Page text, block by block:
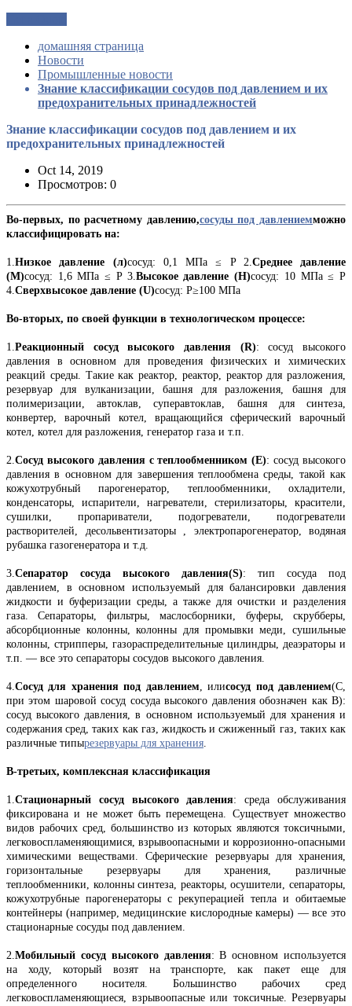
домашняя страница
Новости
Промышленные новости
Знание классификации сосудов под давлением и их
предохранительных принадлежностей
Знание классификации сосудов под давлением и их
предохранительных принадлежностей
Oct 14, 2019
Просмотров: 0
Во-первых, по расчетному давлению,сосуды под давлениемможно
классифицировать на:
1. Низкое давление (л)сосуд: 0,1 МПа ≤ P 2. Среднее давление
(М)сосуд: 1,6 МПа ≤ P 3. Высокое давление (H)сосуд: 10 МПа ≤ P
4. Сверхвысокое давление (U)сосуд: P≥100 МПа
Во-вторых, по своей функции в технологическом процессе:
1. Реакционный сосуд высокого давления (R): сосуд высокого
давления в основном для проведения физических и химических
реакций среды. Такие как реактор, реактор, реактор для разложения,
резервуар для вулканизации, башня для разложения, башня для
полимеризации, автоклав, суперавтоклав, башня для синтеза,
конвертер, варочный котел, вращающийся сферический варочный
котел, котел для разложения, генератор газа и т.п.
2. Сосуд высокого давления с теплообменником (E): сосуд высокого
давления в основном для завершения теплообмена среды, такой как
кожухотрубный парогенератор, теплообменники, охладители,
конденсаторы, испарители, нагреватели, стерилизаторы, красители,
сушилки, пропариватели, подогреватели, подогреватели
растворителей, десольвентизаторы , электропарогенератор, водяная
рубашка газогенератора и т.д.
3. Сепаратор сосуда высокого давления(S): тип сосуда под
давлением, в основном используемый для балансировки давления
жидкости и буферизации среды, а также для очистки и разделения
газа. Сепараторы, фильтры, маслосборники, буферы, скрубберы,
абсорбционные колонны, колонны для промывки меди, сушильные
колонны, стрипперы, газораспределительные цилиндры, деаэраторы и
т.п. — все это сепараторы сосудов высокого давления.
4. Сосуд для хранения под давлением , илисосуд под давлением(C,
при этом шаровой сосуд сосуда высокого давления обозначен как B):
сосуд высокого давления, в основном используемый для хранения и
содержания сред, таких как газ, жидкость и сжиженный газ, таких как
различные типырезервуары для хранения
В-третьих, комплексная классификация
1. Стационарный сосуд высокого давления: среда обслуживания
фиксирована и не может быть перемещена. Существует множество
видов рабочих сред, большинство из которых являются токсичными,
легковоспламеняющимися, взрывоопасными и коррозионно-опасными
химическими веществами. Сферические резервуары для хранения,
горизонтальные резервуары для хранения, различные
теплообменники, колонны синтеза, реакторы, осушители, сепараторы,
кожухотрубные парогенераторы с рекуперацией тепла и обитаемые
контейнеры (например, медицинские кислородные камеры) — все это
стационарные сосуды под давлением.
2. Мобильный сосуд высокого давления: В основном используется
на ходу, который возят на транспорте, как пакет еще для
определенного носителя. Большинство рабочих сред
легковоспламеняющиеся, взрывоопасные или токсичные. Резервуары